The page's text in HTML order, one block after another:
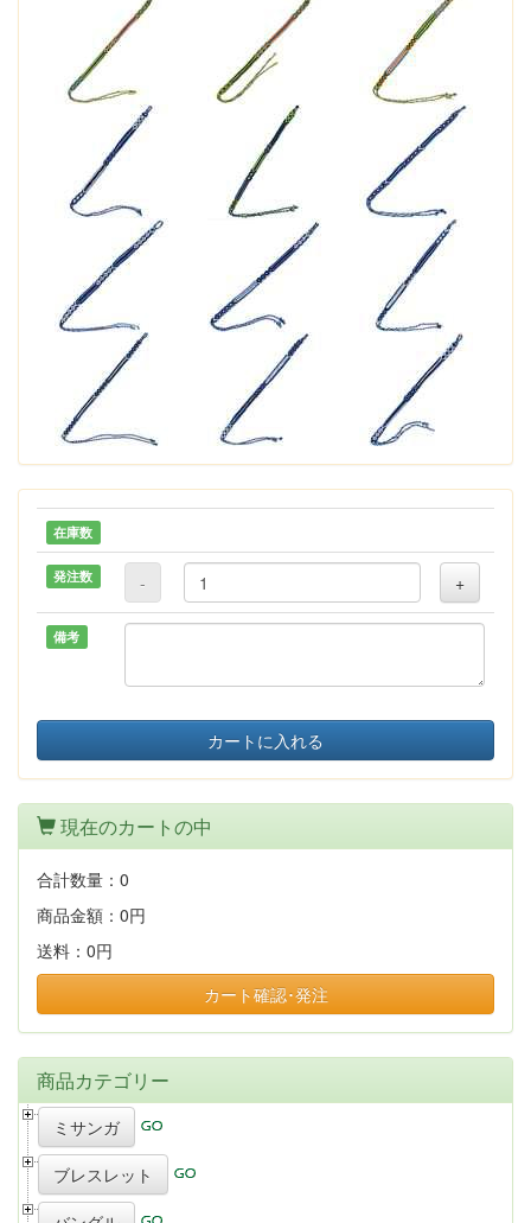
在庫数
発注数 - +
備考
カートに入れる
現在のカートの中
合計数量： 0
商品金額： 0円
送料： 0円
カート確認･発注
商品カテゴリー
ミサンガ
ブレスレット